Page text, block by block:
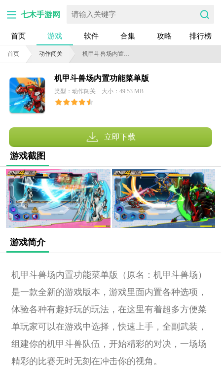
七木手游网
首页 游戏 软件 合集 攻略 排行榜
首页 动作闯关 机甲斗兽场内置功能菜单版
机甲斗兽场内置功能菜单版
类型：动作闯关 大小：49.53 MB
立即下载
游戏截图
游戏简介
机甲斗兽场内置功能菜单版（原名：机甲斗兽场）
是一款全新的游戏版本，游戏里面内置各种选项，
体验各种有趣好玩的玩法，在这里有着超多方便菜
单玩家可以在游戏中选择，快速上手，全副武装，
组建你的机甲斗兽队伍，开始精彩的对决，一场场
精彩的比赛无时无刻在冲击你的视角。